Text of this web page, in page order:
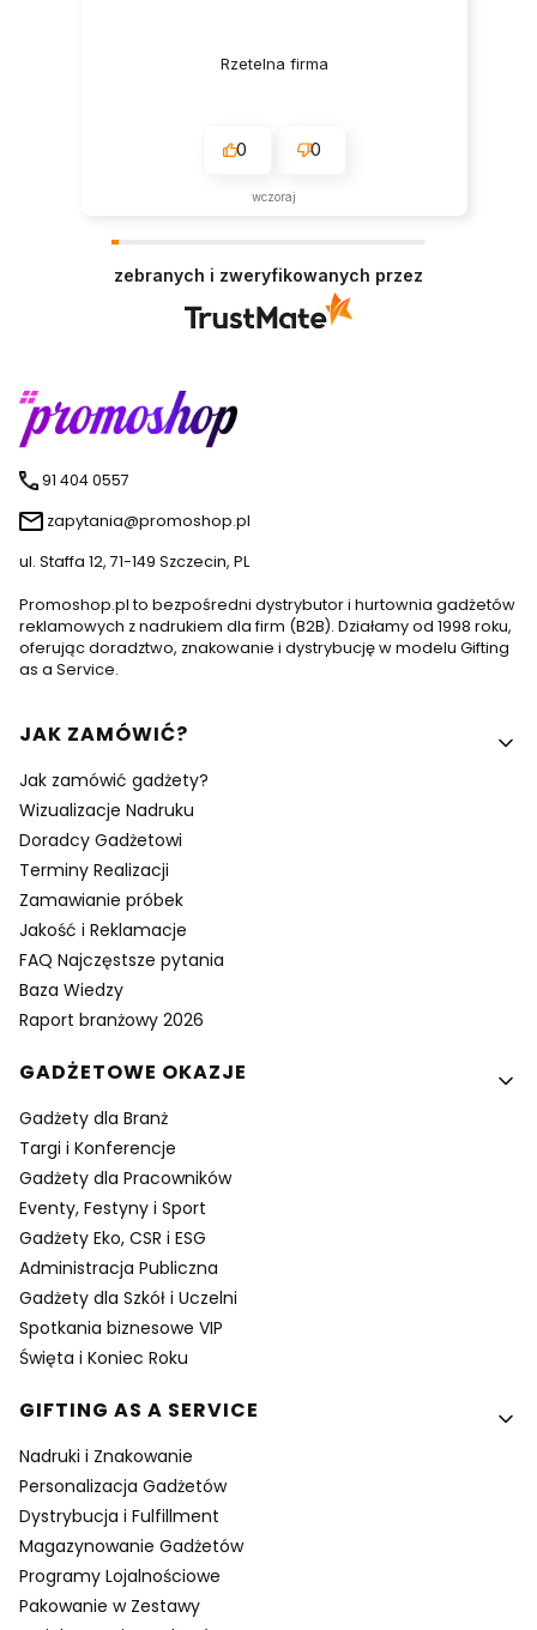
Rzetelna firma
0 0
wczoraj
zebranych i zweryfikowanych przez
91 404 0557
zapytania@promoshop.pl
ul. Staffa 12, 71-149 Szczecin, PL
Promoshop.pl to bezpośredni dystrybutor i hurtownia gadżetów
reklamowych z nadrukiem dla firm (B2B). Działamy od 1998 roku,
oferując doradztwo, znakowanie i dystrybucję w modelu Gifting
as a Service.
Linki w stopce
JAK ZAMÓWIĆ?
Jak zamówić gadżety?
Wizualizacje Nadruku
Doradcy Gadżetowi
Terminy Realizacji
Zamawianie próbek
Jakość i Reklamacje
FAQ Najczęstsze pytania
Baza Wiedzy
Raport branżowy 2026
GADŻETOWE OKAZJE
Gadżety dla Branż
Targi i Konferencje
Gadżety dla Pracowników
Eventy, Festyny i Sport
Gadżety Eko, CSR i ESG
Administracja Publiczna
Gadżety dla Szkół i Uczelni
Spotkania biznesowe VIP
Święta i Koniec Roku
GIFTING AS A SERVICE
Nadruki i Znakowanie
Personalizacja Gadżetów
Dystrybucja i Fulfillment
Magazynowanie Gadżetów
Programy Lojalnościowe
Pakowanie w Zestawy